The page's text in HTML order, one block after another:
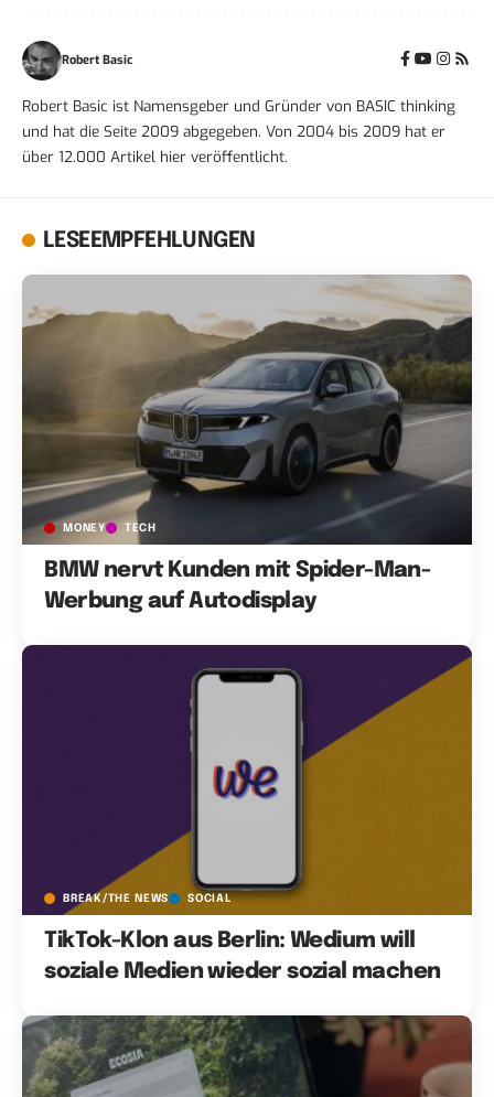
Robert Basic
Robert Basic ist Namensgeber und Gründer von BASIC thinking
und hat die Seite 2009 abgegeben. Von 2004 bis 2009 hat er
über 12.000 Artikel hier veröffentlicht.
LESEEMPFEHLUNGEN
MONEY TECH
BMW nervt Kunden mit Spider-Man-
Werbung auf Autodisplay
BREAK/THE NEWS SOCIAL
TikTok-Klon aus Berlin: Wedium will
soziale Medien wieder sozial machen